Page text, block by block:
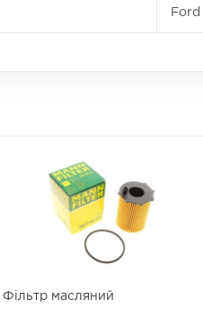
Ford
Фільтр масляний